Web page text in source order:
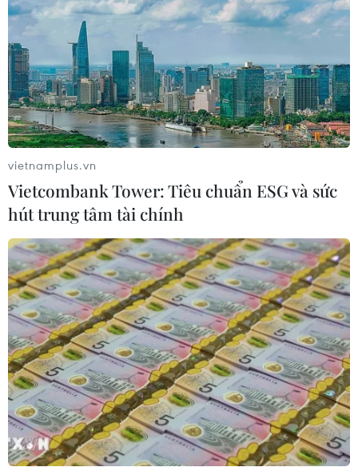
vietnamplus.vn
Vietcombank Tower: Tiêu chuẩn ESG và sức
hút trung tâm tài chính